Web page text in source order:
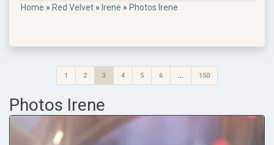
Home » Red Velvet » Irene » Photos Irene
1 2 3 4 5 6 ... 150
Photos Irene